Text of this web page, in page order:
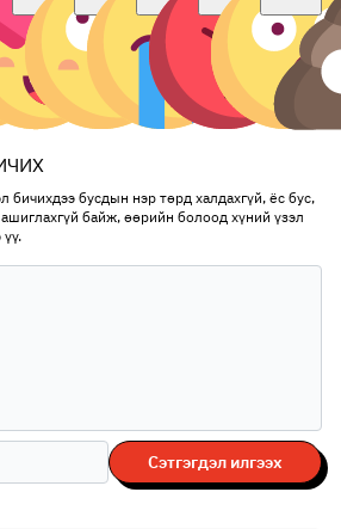
бичихдээ бусдын нэр төрд халдахгүй, ёс бус,
ашиглахгүй байж, өөрийн болоод хүний үзэл
Сэтгэгдэл илгээх